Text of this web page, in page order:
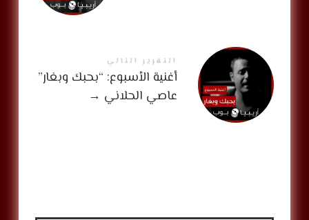
التقرير التالي
أغنية الأسبوع: “بحبك وبغار”
عاصي الحلاني →